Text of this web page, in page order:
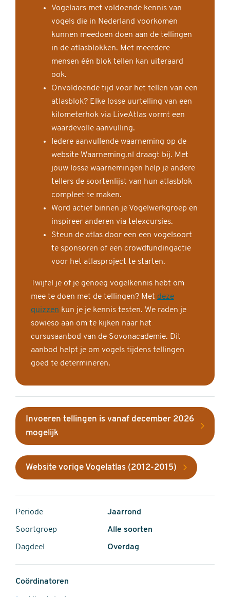
Vogelaars met voldoende kennis van
vogels die in Nederland voorkomen
kunnen meedoen doen aan de tellingen
in de atlasblokken. Met meerdere
mensen één blok tellen kan uiteraard
ook.
Onvoldoende tijd voor het tellen van een
atlasblok? Elke losse uurtelling van een
kilometerhok via LiveAtlas vormt een
waardevolle aanvulling.
Iedere aanvullende waarneming op de
website Waarneming.nl draagt bij. Met
jouw losse waarnemingen help je andere
tellers de soortenlijst van hun atlasblok
compleet te maken.
Word actief binnen je Vogelwerkgroep en
inspireer anderen via telexcursies.
Steun de atlas door een een vogelsoort
te sponsoren of een crowdfundingactie
voor het atlasproject te starten.
Twijfel je of je genoeg vogelkennis hebt om
mee te doen met de tellingen? Met deze
quizzen kun je je kennis testen. We raden je
sowieso aan om te kijken naar het
cursusaanbod van de Sovonacademie. Dit
aanbod helpt je om vogels tijdens tellingen
goed te determineren.
Invoeren tellingen is vanaf december 2026
mogelijk
Website vorige Vogelatlas (2012-2015)
Periode Jaarrond
Soortgroep Alle soorten
Dagdeel Overdag
Coördinatoren